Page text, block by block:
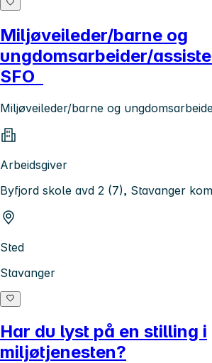
Miljøveileder/barne og
ungdomsarbeider/
SFO
Miljøveileder/barne og
Arbeidsgiver
Byfjord skole avd 2 (7), Stavanger
Sted
Stavanger
Har du lyst på en stilling i
miljøtjenesten?